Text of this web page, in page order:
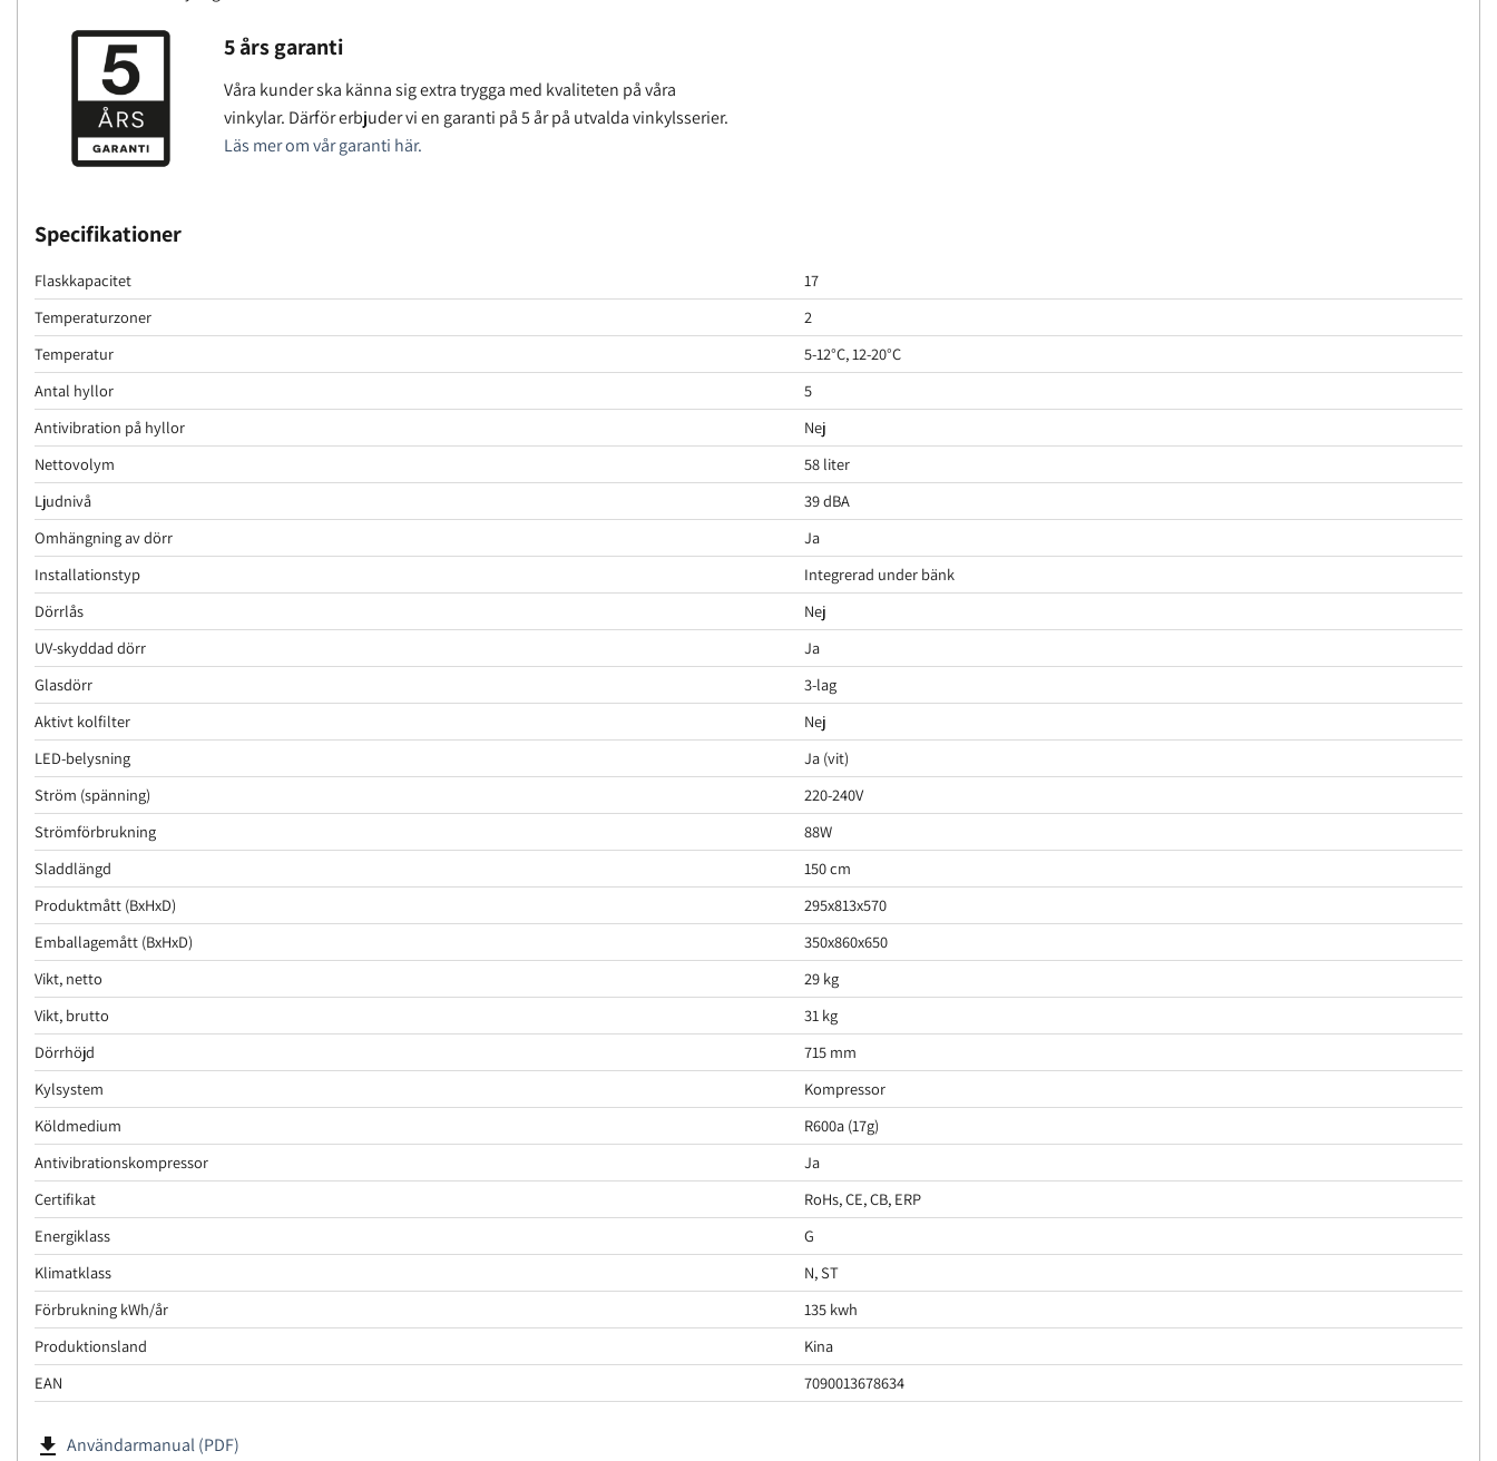
5 års garanti
Våra kunder ska känna sig extra trygga med kvaliteten på våra
vinkylar. Därför erbjuder vi en garanti på 5 år på utvalda vinkylsserier.
Läs mer om vår garanti här.
Specifikationer
Flaskkapacitet
17
Temperaturzoner
2
Temperatur
5-12°C, 12-20°C
Antal hyllor
5
Antivibration på hyllor
Nej
Nettovolym
58 liter
Ljudnivå
39 dBA
Omhängning av dörr
Ja
Installationstyp
Integrerad under bänk
Dörrlås
Nej
UV-skyddad dörr
Ja
Glasdörr
3-lag
Aktivt kolfilter
Nej
LED-belysning
Ja (vit)
Ström (spänning)
220-240V
Strömförbrukning
88W
Sladdlängd
150 cm
Produktmått (BxHxD)
295x813x570
Emballagemått (BxHxD)
350x860x650
Vikt, netto
29 kg
Vikt, brutto
31 kg
Dörrhöjd
715 mm
Kylsystem
Kompressor
Köldmedium
R600a (17g)
Antivibrationskompressor
Ja
Certifikat
RoHs, CE, CB, ERP
Energiklass
G
Klimatklass
N, ST
Förbrukning kWh/år
135 kwh
Produktionsland
Kina
EAN
7090013678634
file_download Användarmanual (PDF)